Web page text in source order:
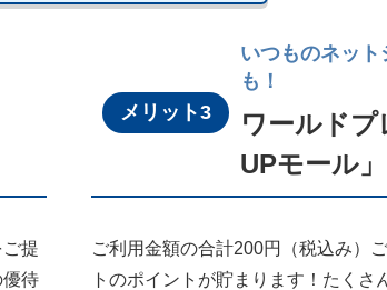
提
待
メリット3
いつものネッ
も！
ワールド
UPモール」
ご利用金額の合計200円（税込み）
トのポイントが貯まります！たく